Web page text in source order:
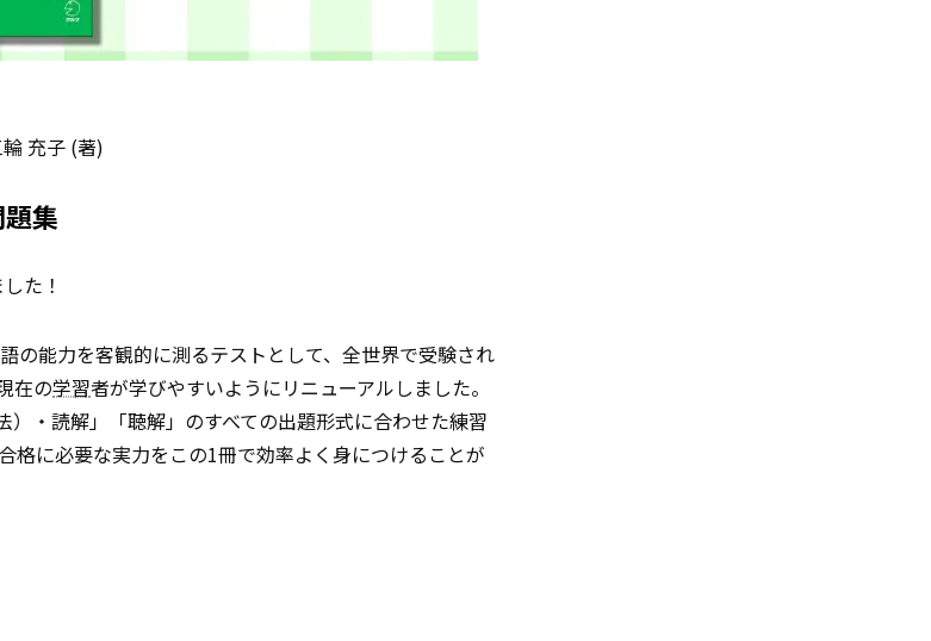
充子 (著)
集
た！
の能力を客観的に測るテストとして、全世界で受験され
在の学習者が学びやすいようにリニューアルしました。
・読解」「聴解」のすべての出題形式に合わせた練習
格に必要な実力をこの1冊で効率よく身につけることが